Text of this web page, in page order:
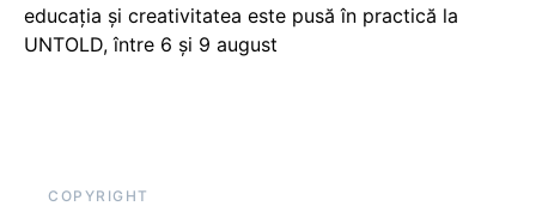
educația și creativitatea este pusă în practică la
UNTOLD, între 6 și 9 august
COPYRIGHT